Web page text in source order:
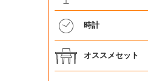
時計
オススメセット